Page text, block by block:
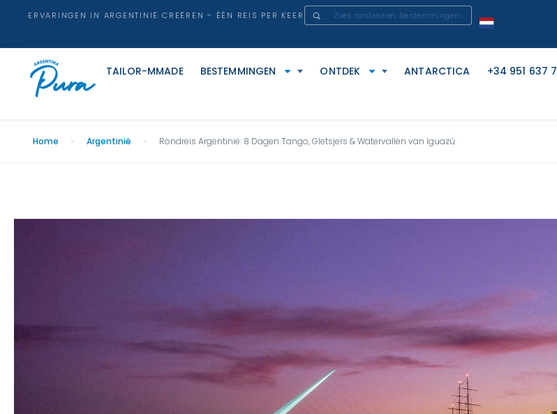
ERVARINGEN IN ARGENTINIË CREËREN - ÉÉN REIS PER KEER
TAILOR-MMADE BESTEMMINGEN ONTDEK ANTARCTICA
+34 951 637
Home Argentinië Rondreis Argentinië: 8 Dagen Tango, Gletsjers & Watervallen van Iguazú